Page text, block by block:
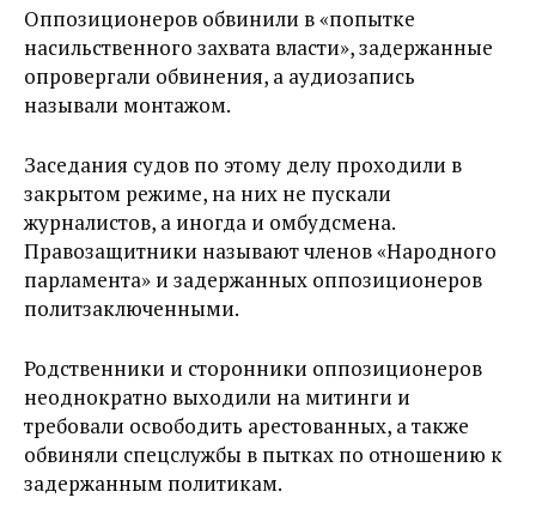
Оппозиционеров обвинили в «попытке
насильственного захвата власти», задержанные
опровергали обвинения, а аудиозапись
называли монтажом.
Заседания судов по этому делу проходили в
закрытом режиме, на них не пускали
журналистов, а иногда и омбудсмена.
Правозащитники называют членов «Народного
парламента» и задержанных оппозиционеров
политзаключенными.
Родственники и сторонники оппозиционеров
неоднократно выходили на митинги и
требовали освободить арестованных, а также
обвиняли спецслужбы в пытках по отношению к
задержанным политикам.